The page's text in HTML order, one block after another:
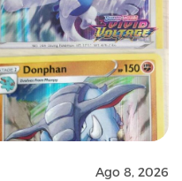
Ago 8, 2026